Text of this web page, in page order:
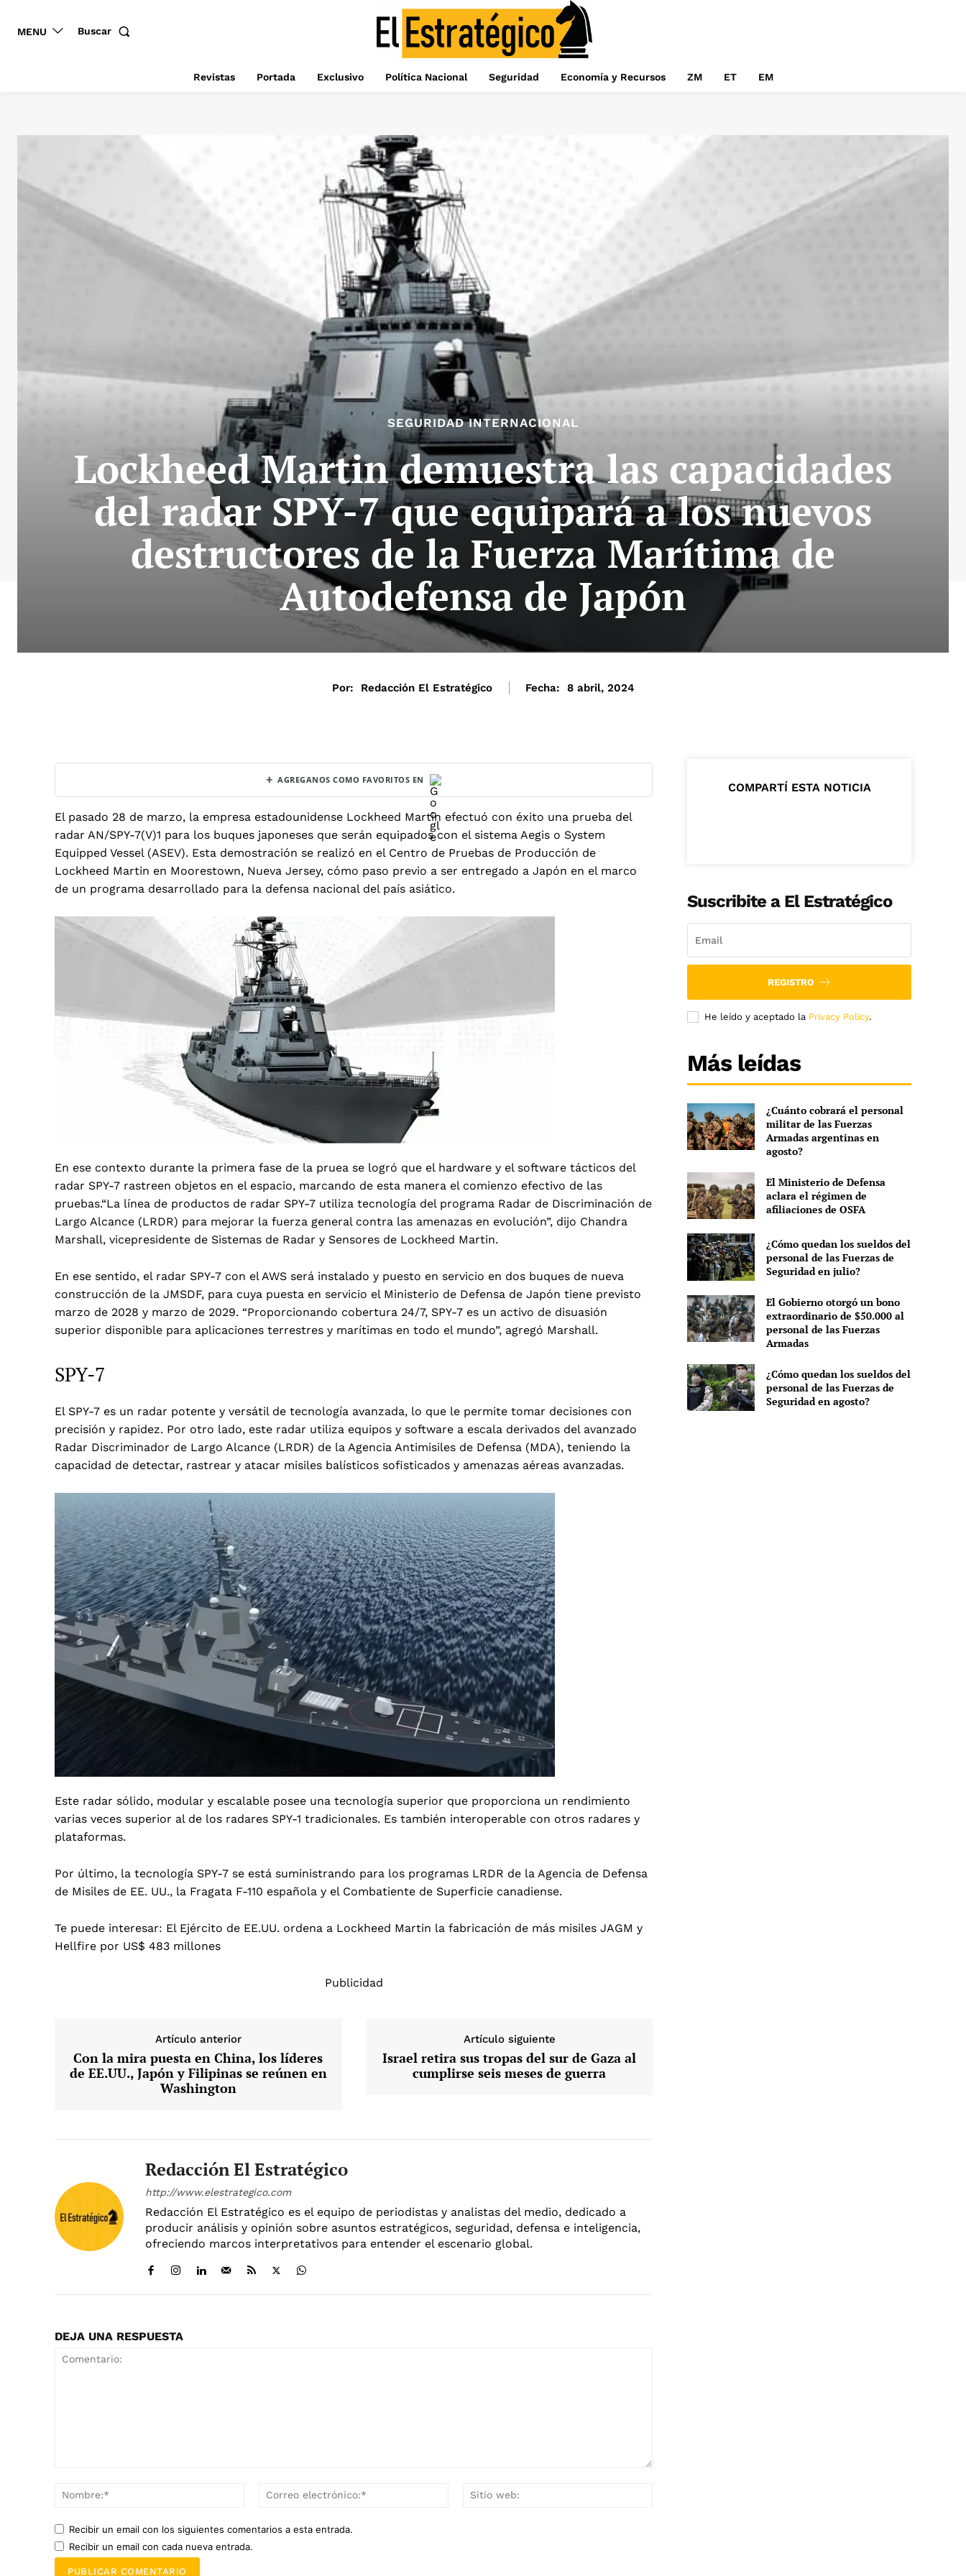
MENU Buscar
Revistas Portada Exclusivo Política Nacional Seguridad Economía y Recursos ZM ET EM
SEGURIDAD INTERNACIONAL
Lockheed Martin demuestra las capacidades
del radar SPY-7 que equipará a los nuevos
destructores de la Fuerza Marítima de
Autodefensa de Japón
Por: Redacción El Estratégico Fecha: 8 abril, 2024
+ AGREGANOS COMO FAVORITOS EN
El pasado 28 de marzo, la empresa estadounidense Lockheed Martin efectuó con éxito una prueba del
radar AN/SPY-7(V)1 para los buques japoneses que serán equipados con el sistema Aegis o System
Equipped Vessel (ASEV). Esta demostración se realizó en el Centro de Pruebas de Producción de
Lockheed Martin en Moorestown, Nueva Jersey, cómo paso previo a ser entregado a Japón en el marco
de un programa desarrollado para la defensa nacional del país asiático.
En ese contexto durante la primera fase de la pruea se logró que el hardware y el software tácticos del
radar SPY-7 rastreen objetos en el espacio, marcando de esta manera el comienzo efectivo de las
pruebas.“La línea de productos de radar SPY-7 utiliza tecnología del programa Radar de Discriminación de
Largo Alcance (LRDR) para mejorar la fuerza general contra las amenazas en evolución”, dijo Chandra
Marshall, vicepresidente de Sistemas de Radar y Sensores de Lockheed Martin.
En ese sentido, el radar SPY-7 con el AWS será instalado y puesto en servicio en dos buques de nueva
construcción de la JMSDF, para cuya puesta en servicio el Ministerio de Defensa de Japón tiene previsto
marzo de 2028 y marzo de 2029. “Proporcionando cobertura 24/7, SPY-7 es un activo de disuasión
superior disponible para aplicaciones terrestres y marítimas en todo el mundo”, agregó Marshall.
SPY-7
El SPY-7 es un radar potente y versátil de tecnología avanzada, lo que le permite tomar decisiones con
precisión y rapidez. Por otro lado, este radar utiliza equipos y software a escala derivados del avanzado
Radar Discriminador de Largo Alcance (LRDR) de la Agencia Antimisiles de Defensa (MDA), teniendo la
capacidad de detectar, rastrear y atacar misiles balísticos sofisticados y amenazas aéreas avanzadas.
Este radar sólido, modular y escalable posee una tecnología superior que proporciona un rendimiento
varias veces superior al de los radares SPY-1 tradicionales. Es también interoperable con otros radares y
plataformas.
Por último, la tecnología SPY-7 se está suministrando para los programas LRDR de la Agencia de Defensa
de Misiles de EE. UU., la Fragata F-110 española y el Combatiente de Superficie canadiense.
Te puede interesar: El Ejército de EE.UU. ordena a Lockheed Martin la fabricación de más misiles JAGM y
Hellfire por US$ 483 millones
Publicidad
Artículo anterior
Con la mira puesta en China, los líderes
de EE.UU., Japón y Filipinas se reúnen en
Washington
Artículo siguiente
Israel retira sus tropas del sur de Gaza al
cumplirse seis meses de guerra
Redacción El Estratégico
http://www.elestrategico.com
Redacción El Estratégico es el equipo de periodistas y analistas del medio, dedicado a
producir análisis y opinión sobre asuntos estratégicos, seguridad, defensa e inteligencia,
ofreciendo marcos interpretativos para entender el escenario global.
DEJA UNA RESPUESTA
Nombre:*
Correo
Recibir un email con los siguientes comentarios a esta entrada.
Recibir un email con cada nueva entrada.
COMPARTÍ ESTA NOTICIA
Suscribite a El Estratégico
REGISTRO
He leído y aceptado la Privacy Policy.
Más leídas
¿Cuánto cobrará el personal
militar de las Fuerzas
Armadas argentinas en
agosto?
El Ministerio de Defensa
aclara el régimen de
afiliaciones de OSFA
¿Cómo quedan los sueldos del
personal de las Fuerzas de
Seguridad en julio?
El Gobierno otorgó un bono
extraordinario de $50.000 al
personal de las Fuerzas
Armadas
¿Cómo quedan los sueldos del
personal de las Fuerzas de
Seguridad en agosto?